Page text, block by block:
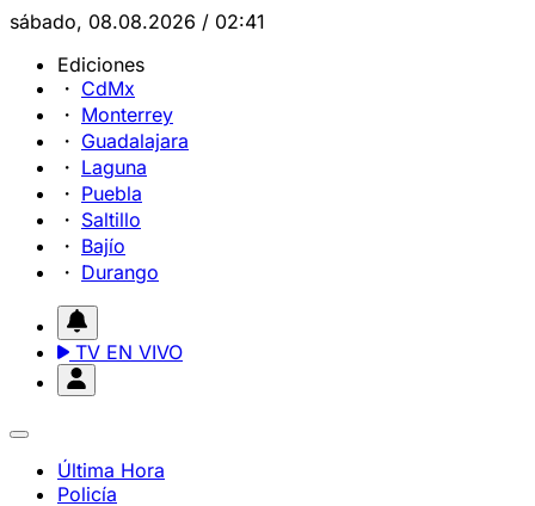
sábado, 08.08.2026 / 02:41
Ediciones
CdMx
Monterrey
Guadalajara
Laguna
Puebla
Saltillo
Bajío
Durango
TV EN VIVO
Última Hora
Policía